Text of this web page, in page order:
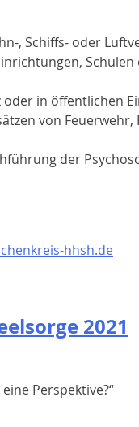
, Schiffs- oder
oder in öffentlichen
von Feuerwehr,
der
hhsh.de
2021
Perspektive?“